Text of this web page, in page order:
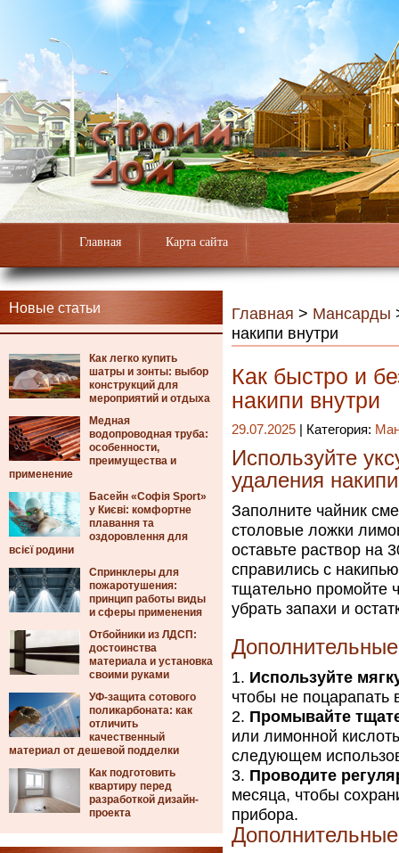
Главная Карта сайта
Новые статьи
Как легко купить
шатры и зонты: выбор
конструкций для
мероприятий и отдыха
Медная
водопроводная труба:
особенности,
преимущества и
применение
Басейн «Софія Sport»
у Києві: комфортне
плавання та
оздоровлення для
всієї родини
Спринклеры для
пожаротушения:
принцип работы виды
и сферы применения
Отбойники из ЛДСП:
достоинства
материала и установка
своими руками
УФ-защита сотового
поликарбоната: как
отличить
качественный
материал от дешевой подделки
Как подготовить
квартиру перед
разработкой дизайн-
проекта
Главная > Мансарды
накипи внутри
Как быстро и
накипи внутри
29.07.2025 | Категория:
Используйте
удаления накипи
Заполните чайник
столовые ложки
оставьте раствор на
справились с
тщательно промойте
убрать запахи и
Используйте
чтобы не поцарапать
Промывайте
или лимонной
следующем
Проводите
месяца, чтобы
прибора.